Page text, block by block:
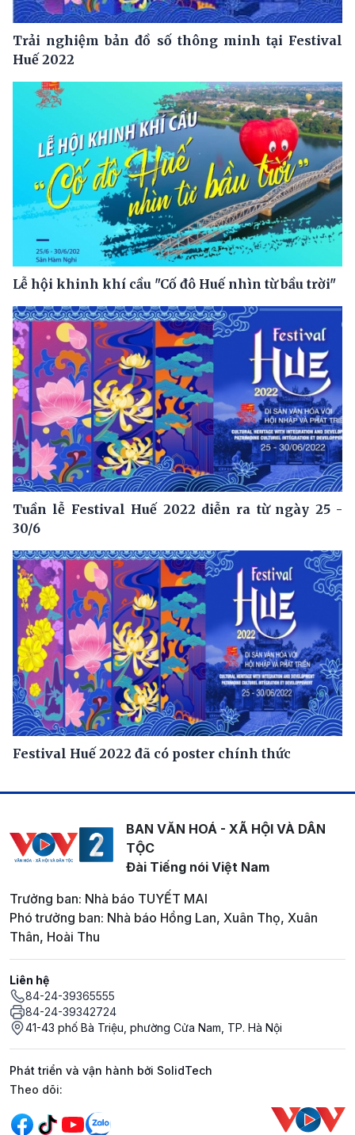
Trải nghiệm bản đồ số thông minh tại Festival
Huế 2022
Lễ hội khinh khí cầu "Cố đô Huế nhìn từ bầu trời"
Tuần lễ Festival Huế 2022 diễn ra từ ngày 25 -
30/6
Festival Huế 2022 đã có poster chính thức
BAN VĂN HOÁ - XÃ HỘI VÀ DÂN
TỘC
Đài Tiếng nói Việt Nam
Trưởng ban: Nhà báo TUYẾT MAI
Phó trưởng ban: Nhà báo Hồng Lan, Xuân Thọ, Xuân
Thân, Hoài Thu
Liên hệ
84-24-39365555
84-24-39342724
41-43 phố Bà Triệu, phường Cửa Nam, TP. Hà Nội
Phát triển và vận hành bởi SolidTech
Mạng xã hội
Theo dõi: